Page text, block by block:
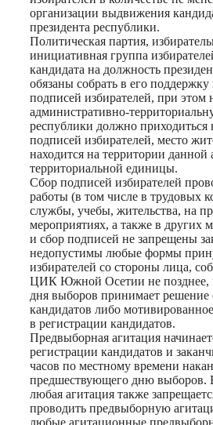
организации выдвижения
президента республики.
Политическая партия,
инициативная группа
кандидата на должность
обязаны собрать в его
подписей избирателей, при этом
административно-
республики должно приходиться
подписей избирателей, место
находится на территории
территориальной единицы.
Сбор подписей избирателей
работы (в том числе в трудовых
службы, учебы, жительства, на
мероприятиях, а также в других
и сбор подписей не запрещены
недопустимы любые формы
избирателей со стороны лица,
ЦИК Южной Осетии не позднее,
дня выборов принимает решение
кандидатов либо
в регистрации кандидатов.
Предвыборная агитация
регистрации кандидатов и
часов по местному времени
предшествующего дню выборов.
любая агитация также
проводить предвыборную
любые агитационные